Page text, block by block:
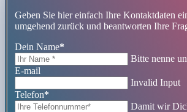
Geben Sie hier einfach Ihre Kontaktdaten
umgehend zurück und beantworten Ihre
Dein Name*
Bitte nenne
E-mail
Invalid Input
Telefon*
Damit wir